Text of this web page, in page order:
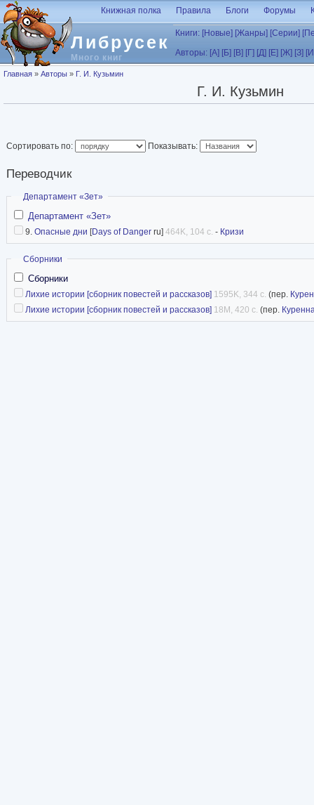
Перейти к основному содержанию
Либрусек
Много книг
Книжная полка Правила Блоги Форумы
Книги: [Новые] [Жанры] [Серии]
Авторы: [А] [Б] [В] [Г] [Д] [Е] [Ж] [З]
Вы здесь
Главная » Авторы » Г. И. Кузьмин
Г. И. Кузьмин
Сортировать по: Показывать:
Переводчик
Скрыть
Департамент «Зет»
Департамент «Зет»
9. Опасные дни [Days of Danger ru] 464K, 104 с. - Кризи
Скрыть
Сборники
Сборники
Лихие истории [сборник повестей и рассказов] 1595K, 344 с. (пер.
Лихие истории [сборник повестей и рассказов] 18M, 420 с. (пер.